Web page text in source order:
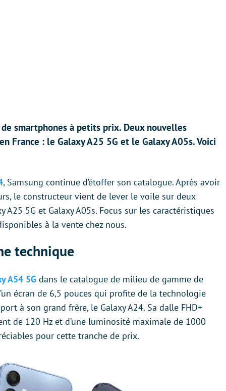
smartphones à petits prix. Deux nouvelles
France : le Galaxy A25 5G et le Galaxy A05s. Voici
, Samsung continue d’étoffer son catalogue. Après avoir
le constructeur vient de lever le voile sur deux
A25 5G et Galaxy A05s. Focus sur les caractéristiques
à la vente chez nous.
technique
A54 5G dans le catalogue de milieu de gamme de
écran de 6,5 pouces qui profite de la technologie
à son grand frère, le Galaxy A24. Sa dalle FHD+
de 120 Hz et d’une luminosité maximale de 1000
pour cette tranche de prix.